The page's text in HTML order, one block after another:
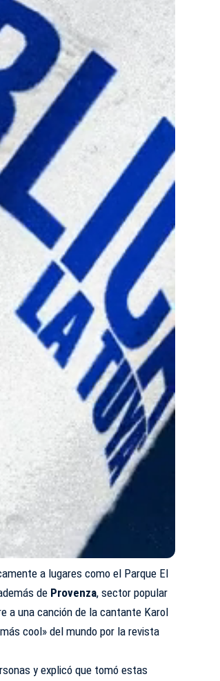
a lugares como el Parque El
de Provenza, sector popular
a una canción de la cantante Karol
cool» del mundo por la revista
y explicó que tomó estas